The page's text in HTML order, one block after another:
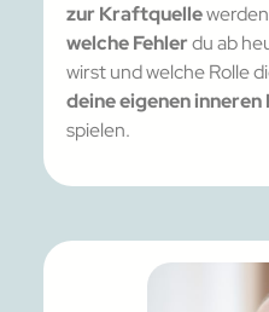
zur Kraftquelle
welche Fehlerdu ab
wirst und welche Rolle
deine eigenen inneren
spielen.